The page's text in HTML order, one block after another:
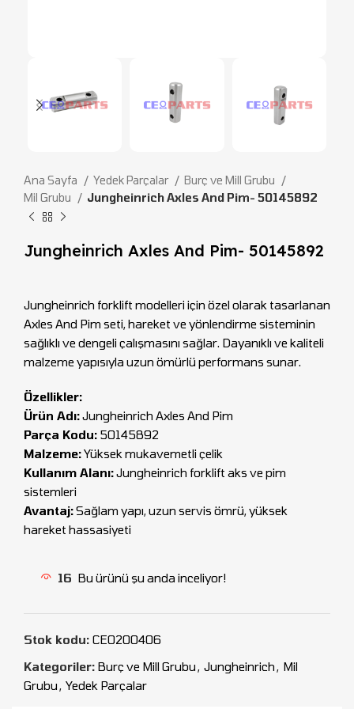
Ana Sayfa Yedek Parçalar
Burç ve Mill Grubu
Mil Grubu
Jungheinrich Axles And Pim- 50145892
Jungheinrich Axles And Pim- 50145892
Jungheinrich forklift modelleri için özel olarak tasarlanan
Axles And Pim seti, hareket ve yönlendirme sisteminin
sağlıklı ve dengeli çalışmasını sağlar. Dayanıklı ve kaliteli
malzeme yapısıyla uzun ömürlü performans sunar.
Özellikler:
Ürün Adı:Jungheinrich Axles And Pim
Parça Kodu: 50145892
Malzeme:Yüksek mukavemetli çelik
Kullanım Alanı:Jungheinrich forklift aks ve pim
sistemleri
Avantaj:Sağlam yapı, uzun servis ömrü, yüksek
hareket hassasiyeti
16 Bu ürünü şu anda inceliyor!
Stok kodu: CEO200406
Kategoriler: Burç ve Mill Grubu, Jungheinrich, Mil
Grubu, Yedek Parçalar